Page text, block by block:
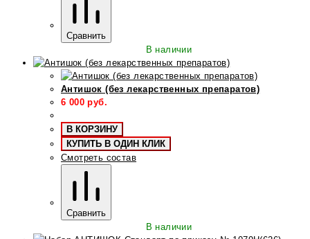
Сравнить
В наличии
Антишок (без лекарственных препаратов)
6 000 руб.
В КОРЗИНУ
КУПИТЬ В ОДИН КЛИК
Смотреть состав
Сравнить
В наличии